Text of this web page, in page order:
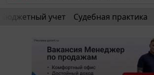
Бюджетный учет Судебная практика